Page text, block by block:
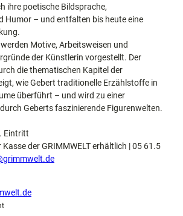
er und
nkunst
Ausflugsziele
in der Region
Häufig
gestellte
Fragen
ihre poetische Bildsprache,
Humor – und entfalten bis heute eine
Motive, Arbeitsweisen und
der Künstlerin vorgestellt. Der
die thematischen Kapitel der
wie Gebert traditionelle Erzählstoffe in
überführt – und wird zu einer
Geberts faszinierende Figurenwelten.
Eintritt
der GRIMMWELT erhältlich | 05 61.5